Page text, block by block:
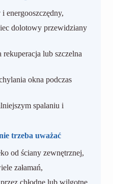
energooszczędny,
dolotowy przewidziany
rekuperacja lub szczelna
okna podczas
spalaniu i
trzeba uważać
od ściany zewnętrznej,
załamań,